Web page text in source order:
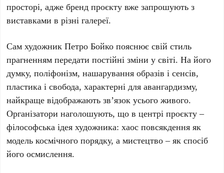
просторі, адже бренд проєкту вже запрошують з
виставками в різні галереї.
Сам художникПетро Бойко пояснює свій стиль
прагненням передати постійні зміни у світі. На його
думку, поліфонізм, нашарування образів і сенсів,
пластика і свобода, характерні для авангардизму,
найкраще відображають зв’язок усього живого.
Організатори наголошують, що в центрі проєкту –
філософська ідея художника: хаос повсякдення як
модель космічного порядку, а мистецтво – як спосіб
його осмислення.